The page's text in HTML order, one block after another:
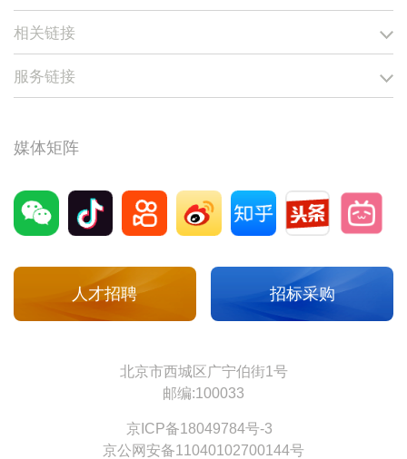
媒体矩阵
人才招聘 招标采购
北京市西城区广宁伯街1号
邮编:100033
京ICP备18049784号-3
京公网安备11040102700144号
相关链接
服务链接